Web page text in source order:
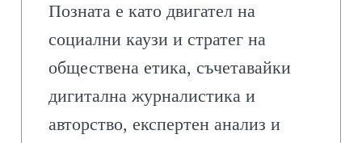
Позната е като двигател на
социални каузи и стратег на
обществена етика, съчетавайки
дигитална журналистика и
авторство, експертен анализ и